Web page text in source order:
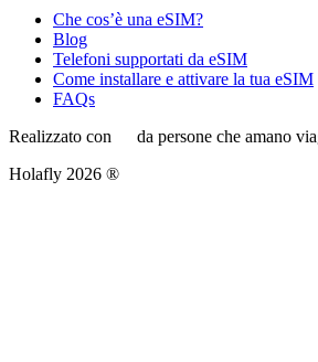
Che cos’è una eSIM?
Blog
Telefoni supportati da eSIM
Come installare e attivare la tua eSIM
FAQs
Realizzato con
da persone che amano
Holafly 2026 ®